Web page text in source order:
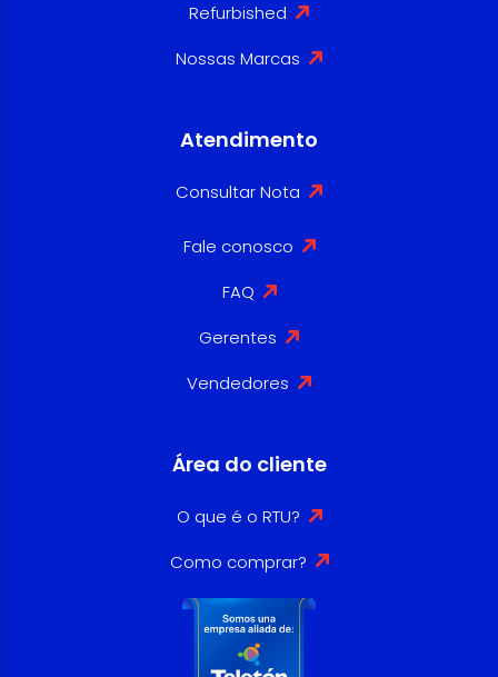
Refurbished
Nossas Marcas
Atendimento
Consultar Nota
Fale conosco
FAQ
Gerentes
Vendedores
Área do cliente
O que é o RTU?
Como comprar?